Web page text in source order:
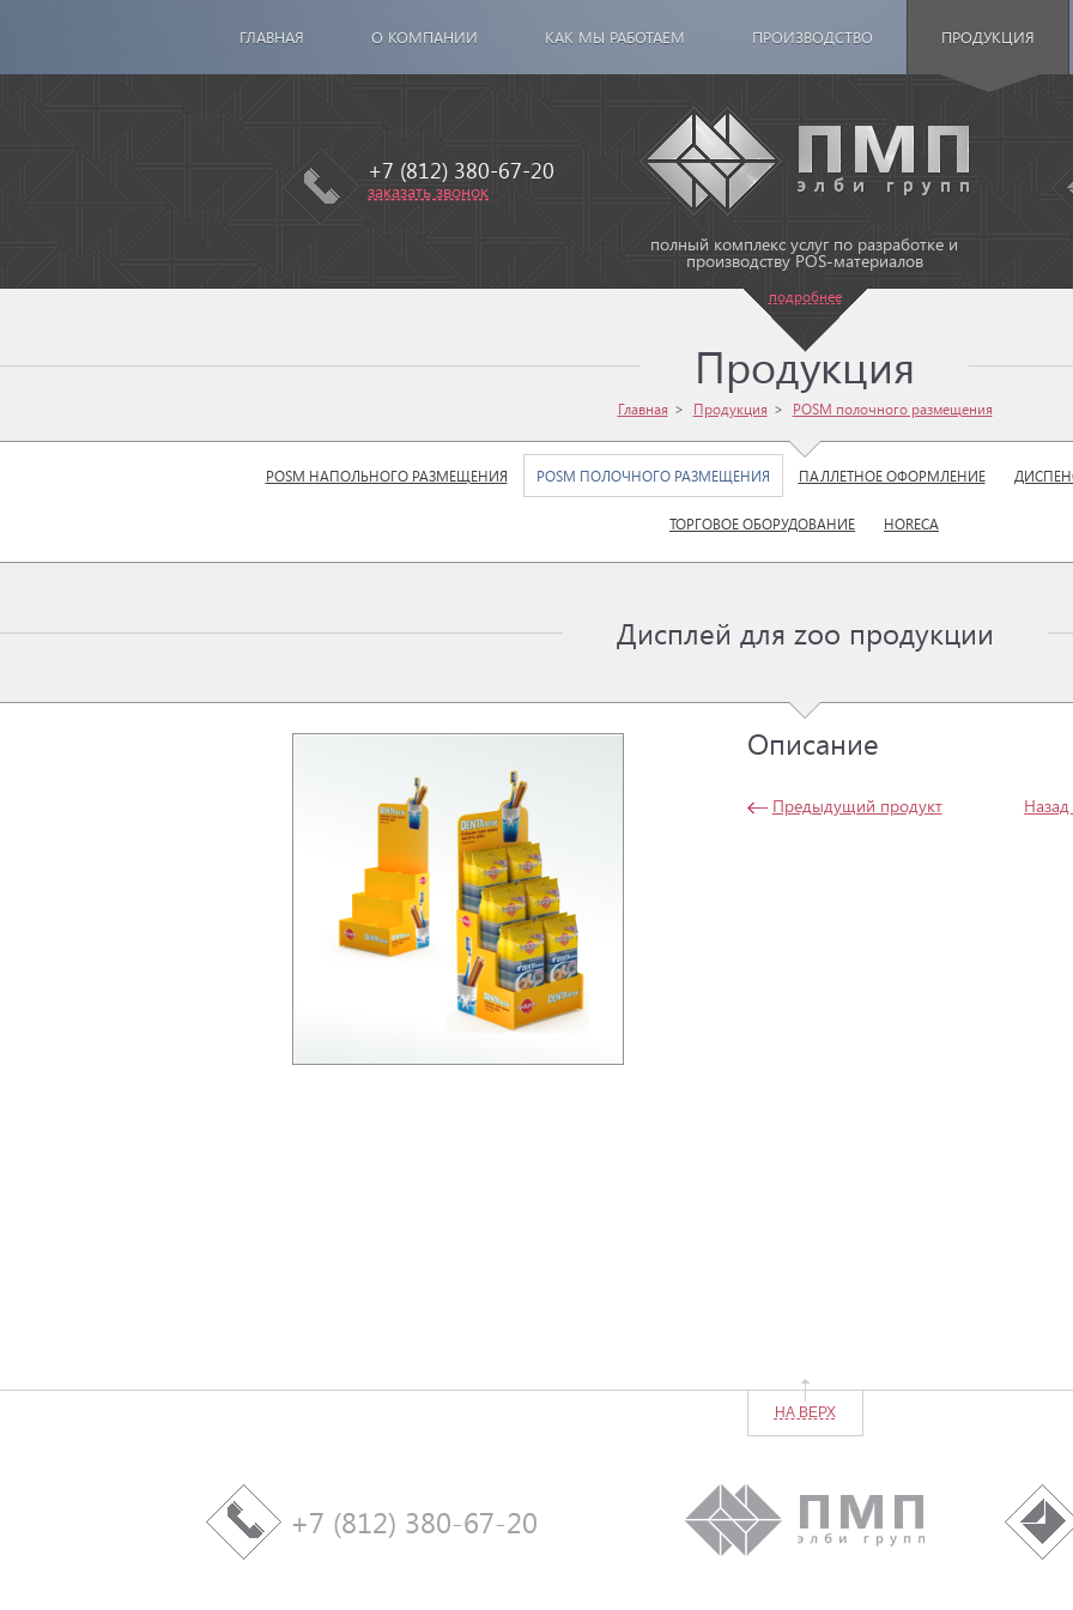
ГЛАВНАЯ О КОМПАНИИ КАК МЫ РАБОТАЕМ ПРОИЗВОДСТВО ПРОДУКЦИЯ
+7 (812) 380-67-20
заказать звонок
полный комплекс услуг по разработке и
производству POS-материалов
подробнее
Продукция
Главная Продукция POSM полочного размещения
POSM НАПОЛЬНОГО РАЗМЕЩЕНИЯ POSM ПОЛОЧНОГО РАЗМЕЩЕНИЯ ПАЛЛЕТНОЕ ОФОРМЛЕНИЕ
ТОРГОВОЕ ОБОРУДОВАНИЕ HORECA
Дисплей для zoo продукции
Описание
Предыдущий продукт
НА ВЕРХ
+7 (812) 380-67-20